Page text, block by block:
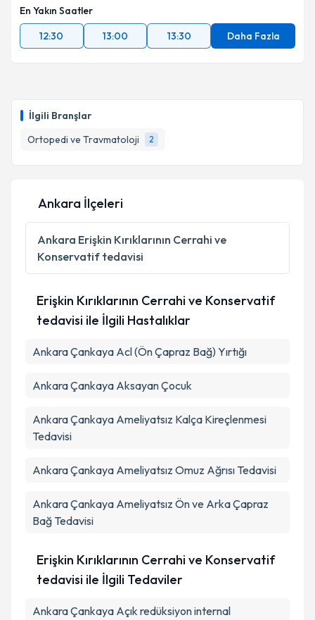
İlgili Branşlar
Ortopedi ve Travmatoloji
2
En Yakın Saatler
12:30
13:00 13:30 Daha Fazla
Ankara İlçeleri
Ankara Erişkin Kırıklarının Cerrahi ve
Konservatif tedavisi
Erişkin Kırıklarının Cerrahi ve Konservatif
tedavisi ile İlgili Hastalıklar
Ankara Çankaya Acl (Ön Çapraz Bağ) Yırtığı
Ankara Çankaya Aksayan Çocuk
Ankara Çankaya Ameliyatsız Kalça Kireçlenmesi
Tedavisi
Ankara Çankaya Ameliyatsız Omuz Ağrısı Tedavisi
Ankara Çankaya Ameliyatsız Ön ve Arka Çapraz
Bağ Tedavisi
Erişkin Kırıklarının Cerrahi ve Konservatif
tedavisi ile İlgili Tedaviler
Ankara Çankaya Açık redüksiyon internal